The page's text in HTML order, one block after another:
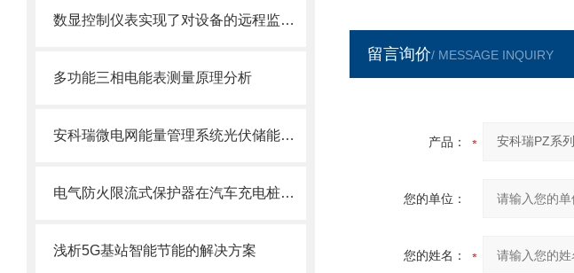
数显控制仪表实现了对设备的远程监测和数据管理等功能
多功能三相电能表测量原理分析
安科瑞微电网能量管理系统光伏储能风力一体化
电气防火限流式保护器在汽车充电桩中的应用
浅析5G基站智能节能的解决方案
留言询价/ MESSAGE INQUIRY
产品：
您的单位：
您的姓名：